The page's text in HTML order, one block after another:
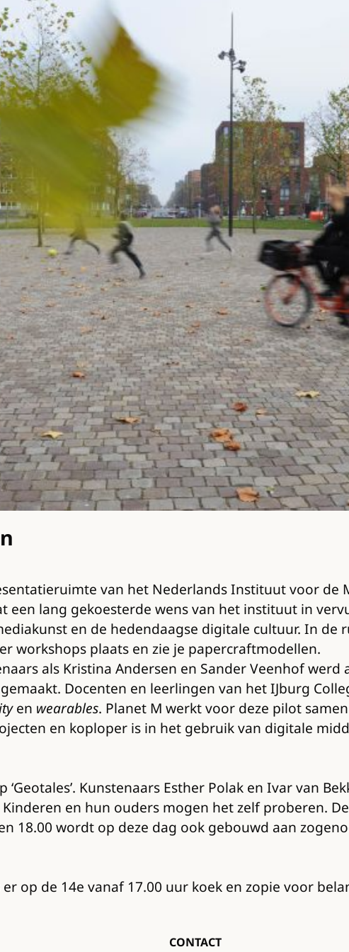
van het Nederlands Instituut voor de
een lang gekoesterde wens van het instituut in
en de hedendaagse digitale cultuur. In de
workshops plaats en zie je papercraftmodellen.
als Kristina Andersen en Sander Veenhof
Docenten en leerlingen van het IJburg
en wearables. Planet M werkt voor deze pilot
en koploper is in het gebruik van digitale
Kunstenaars Esther Polak en Ivar van
en hun ouders mogen het zelf proberen.
18.00 wordt op deze dag ook gebouwd aan
op de 14e vanaf 17.00 uur koek en zopie voor
CONTACT